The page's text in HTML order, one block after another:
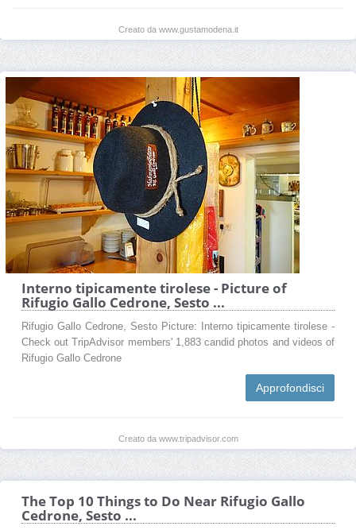
Creato da www.gustamodena.it
Interno tipicamente tirolese - Picture of
Rifugio Gallo Cedrone, Sesto ...
Rifugio Gallo Cedrone, Sesto Picture: Interno tipicamente tirolese -
Check out TripAdvisor members' 1,883 candid photos and videos of
Rifugio Gallo Cedrone
Approfondisci
Creato da www.tripadvisor.com
The Top 10 Things to Do Near Rifugio Gallo
Cedrone, Sesto ...